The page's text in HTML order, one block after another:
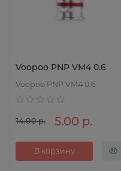
Voopoo PNP VM4 0.6
Voopoo PNP VM4 0.6
14.00 р. 5.00 р.
В корзину